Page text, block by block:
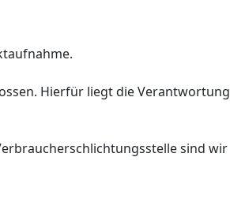
Hierfür liegt die Verantwortung
sind wir